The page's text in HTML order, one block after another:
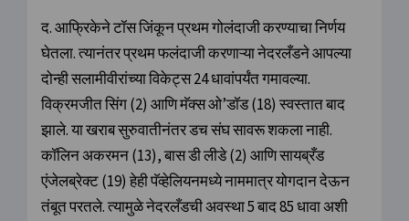
द. आफ्रिकेने टॉस जिंकून प्रथम गोलंदाजी करण्याचा निर्णय
घेतला. त्यानंतर प्रथम फलंदाजी करणाऱ्या नेदरलँडने आपल्या
दोन्ही सलामीवीरांच्या विकेट्स 24 धावांपर्यंत गमावल्या.
विक्रमजीत सिंग (2) आणि मॅक्स ओ’डॉड (18) स्वस्तात बाद
झाले. या खराब सुरुवातीनंतर डच संघ सावरू शकला नाही.
कॉलिन अकरमन (13), बास डी लीडे (2) आणि सायब्रँड
एंजेलब्रेक्ट (19) हेही पॅव्हेलियनमध्ये नाममात्र योगदान देऊन
तंबूत परतले. त्यामुळे नेदरलँडची अवस्था 5 बाद 85 धावा अशी